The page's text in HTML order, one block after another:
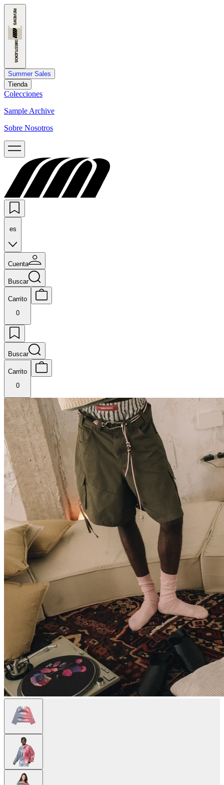
Summer Sales
Tienda
Colecciones
Sample Archive
Sobre Nosotros
es
Cuenta
Buscar
Carrito
0
Buscar
Carrito
0